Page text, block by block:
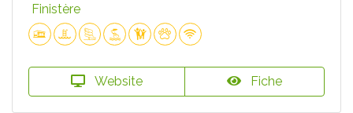
Finistère
Website Fiche